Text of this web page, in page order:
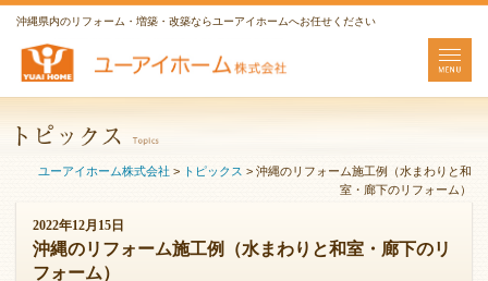
沖縄県内のリフォーム・増築・改築ならユーアイホームへお任せください
ユーアイホーム株式会社 > トピックス > 沖縄のリフォーム施工例（水まわりと和
室・廊下のリフォーム）
2022年12月15日
沖縄のリフォーム施工例（水まわりと和室・廊下のリ
フォーム）